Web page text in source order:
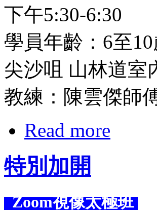
下午5:30-6:30
學員年齡：6至
尖沙咀 山林道室
教練：陳雲傑師
Read more
特別加開
Zoom視像太極班